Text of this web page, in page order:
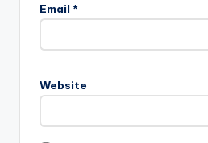
Email *
Website